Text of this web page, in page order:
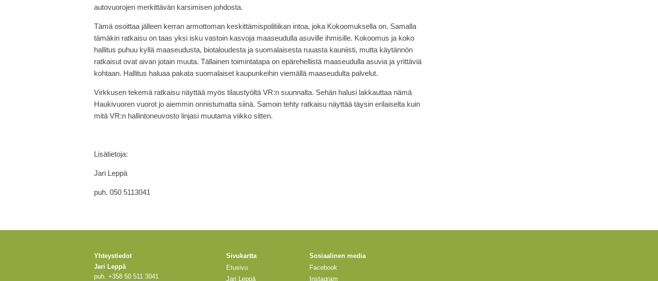
autovuorojen merkittävän karsimisen johdosta.
Tämä osoittaa jälleen kerran armottoman keskittämispolitiikan intoa, joka Kokoomuksella on. Samalla
tämäkin ratkaisu on taas yksi isku vastoin kasvoja maaseudulla asuville ihmisille. Kokoomus ja koko
hallitus puhuu kyllä maaseudusta, biotaloudesta ja suomalaisesta ruuasta kauniisti, mutta käytännön
ratkaisut ovat aivan jotain muuta. Tällainen toimintatapa on epärehellistä maaseudulla asuvia ja yrittäviä
kohtaan. Hallitus haluaa pakata suomalaiset kaupunkeihin viemällä maaseudulta palvelut.
Virkkusen tekemä ratkaisu näyttää myös tilaustyöltä VR:n suunnalta. Sehän halusi lakkauttaa nämä
Haukivuoren vuorot jo aiemmin onnistumatta siinä. Samoin tehty ratkaisu näyttää täysin erilaiselta kuin
mitä VR:n hallintoneuvosto linjasi muutama viikko sitten.
Lisätietoja:
Jari Leppä
puh. 050 5113041
Yhteystiedot
Jari Leppä
puh. +358 50 511 3041
Sivukartta
Etusivu
Jari Leppä
Sosiaalinen media
Facebook
Instagram